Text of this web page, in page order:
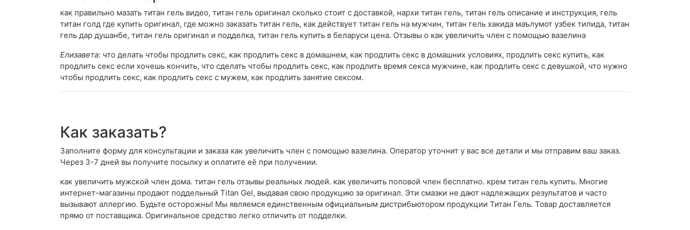
как правильно мазать титан гель видео, титан гель оригинал сколько стоит с доставкой, нархи титан гель, титан гель описание и инструкция, гель
титан голд где купить оригинал, где можно заказать титан гель, как действует титан гель на мужчин, титан гель хакида маълумот узбек тилида, титан
гель дар душанбе, титан гель оригинал и подделка, титан гель купить в беларуси цена. Отзывы о как увеличить член с помощью вазелина
Елизавета: что делать чтобы продлить секс, как продлить секс в домашнем, как продлить секс в домашних условиях, продлить секс купить, как
продлить секс если хочешь кончить, что сделать чтобы продлить секс, как продлить время секса мужчине, как продлить секс с девушкой, что нужно
чтобы продлить секс, как продлить секс с мужем, как продлить занятие сексом.
Как заказать?
Заполните форму для консультации и заказа как увеличить член с помощью вазелина. Оператор уточнит у вас все детали и мы отправим ваш заказ.
Через 3-7 дней вы получите посылку и оплатите её при получении.
как увеличить мужской член дома. титан гель отзывы реальных людей. как увеличить половой член бесплатно. крем титан гель купить. Многие
интернет-магазины продают поддельный Titan Gel, выдавая свою продукцию за оригинал. Эти смазки не дают надлежащих результатов и часто
вызывают аллергию. Будьте осторожны! Мы являемся единственным официальным дистрибьютором продукции Титан Гель. Товар доставляется
прямо от поставщика. Оригинальное средство легко отличить от подделки.